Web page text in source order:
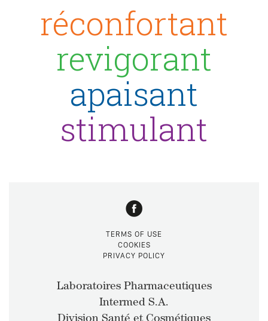
réconfortant
revigorant
apaisant
stimulant
TERMS OF USE
COOKIES
PRIVACY POLICY
Laboratoires Pharmaceutiques
Intermed S.A.